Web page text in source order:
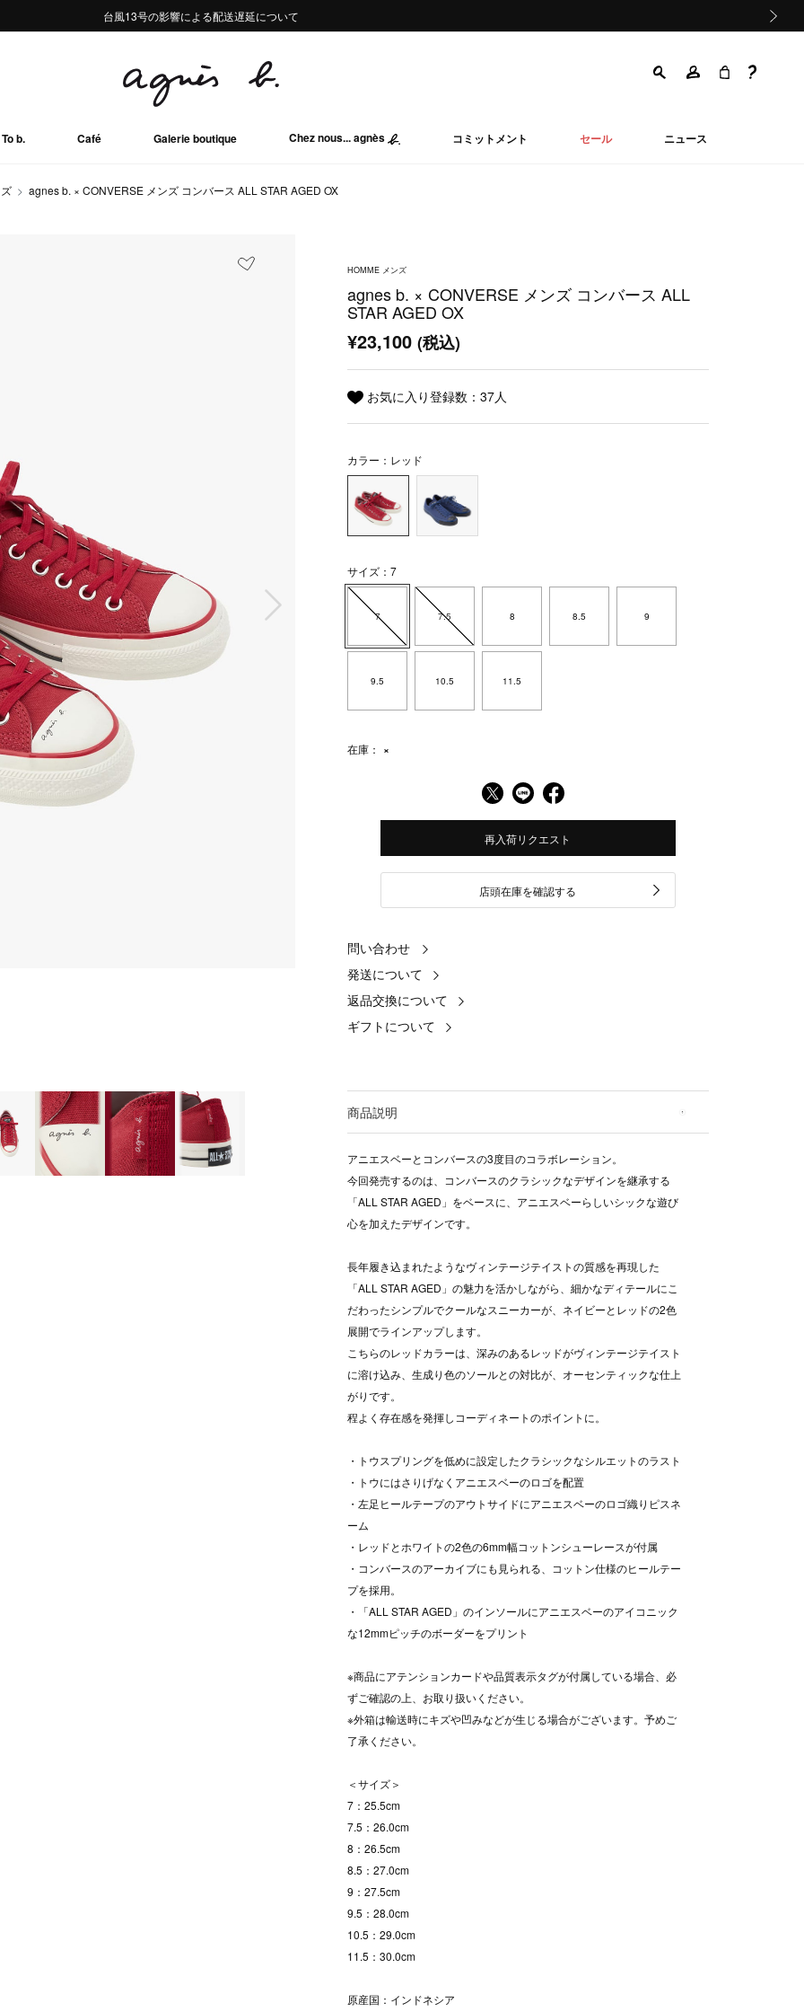
熊本地域地震の影響による配送遅延について
Summer Sale 2buy10%OFF!!
台風13号の影響による配送遅延について
熊本地域地震の影響による配送遅延について
Summer Sale 2buy10%OFF!!
To b. Café Galerie boutique Chez nous... agnès コミットメント セール ニュース
agnes b. × CONVERSE メンズ コンバース ALL STAR AGED OX
HOMME メンズ
agnes b. × CONVERSE メンズ コンバース ALL
STAR AGED OX
¥23,100(税込)
お気に入り登録数：37人
カラー：レッド
サイズ：7
7 7.5 8 8.5 9
9.5 10.5 11.5
在庫： ×
再入荷リクエスト
店頭在庫を確認する
問い合わせ
発送について
返品交換について
ギフトについて
商品説明
アニエスベーとコンバースの3度目のコラボレーション。
今回発売するのは、コンバースのクラシックなデザインを継承する
「ALL STAR AGED」をベースに、アニエスベーらしいシックな遊び
心を加えたデザインです。
長年履き込まれたようなヴィンテージテイストの質感を再現した
「ALL STAR AGED」の魅力を活かしながら、細かなディテールにこ
だわったシンプルでクールなスニーカーが、ネイビーとレッドの2色
展開でラインアップします。
こちらのレッドカラーは、深みのあるレッドがヴィンテージテイスト
に溶け込み、生成り色のソールとの対比が、オーセンティックな仕上
がりです。
程よく存在感を発揮しコーディネートのポイントに。
・トウスプリングを低めに設定したクラシックなシルエットのラスト
・トウにはさりげなくアニエスベーのロゴを配置
・左足ヒールテープのアウトサイドにアニエスベーのロゴ織りピスネ
ーム
・レッドとホワイトの2色の6mm幅コットンシューレースが付属
・コンバースのアーカイブにも見られる、コットン仕様のヒールテー
プを採用。
・「ALL STAR AGED」のインソールにアニエスベーのアイコニック
な12mmピッチのボーダーをプリント
※商品にアテンションカードや品質表示タグが付属している場合、必
ずご確認の上、お取り扱いください。
※外箱は輸送時にキズや凹みなどが生じる場合がございます。予めご
了承ください。
＜サイズ＞
7：25.5cm
7.5：26.0cm
8：26.5cm
8.5：27.0cm
9：27.5cm
9.5：28.0cm
10.5：29.0cm
11.5：30.0cm
原産国：インドネシア